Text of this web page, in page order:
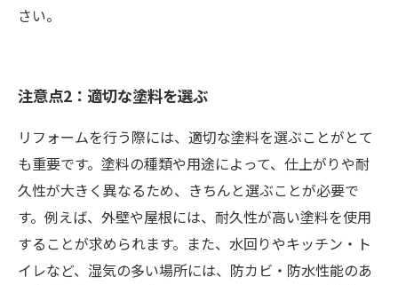
さい。
注意点2：適切な塗料を選ぶ
リフォームを行う際には、適切な塗料を選ぶことがとて
も重要です。塗料の種類や用途によって、仕上がりや耐
久性が大きく異なるため、きちんと選ぶことが必要で
す。例えば、外壁や屋根には、耐久性が高い塗料を使用
することが求められます。また、水回りやキッチン・ト
イレなど、湿気の多い場所には、防カビ・防水性能のあ